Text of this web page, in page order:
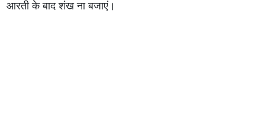
आरती के बाद शंख ना बजाएं।